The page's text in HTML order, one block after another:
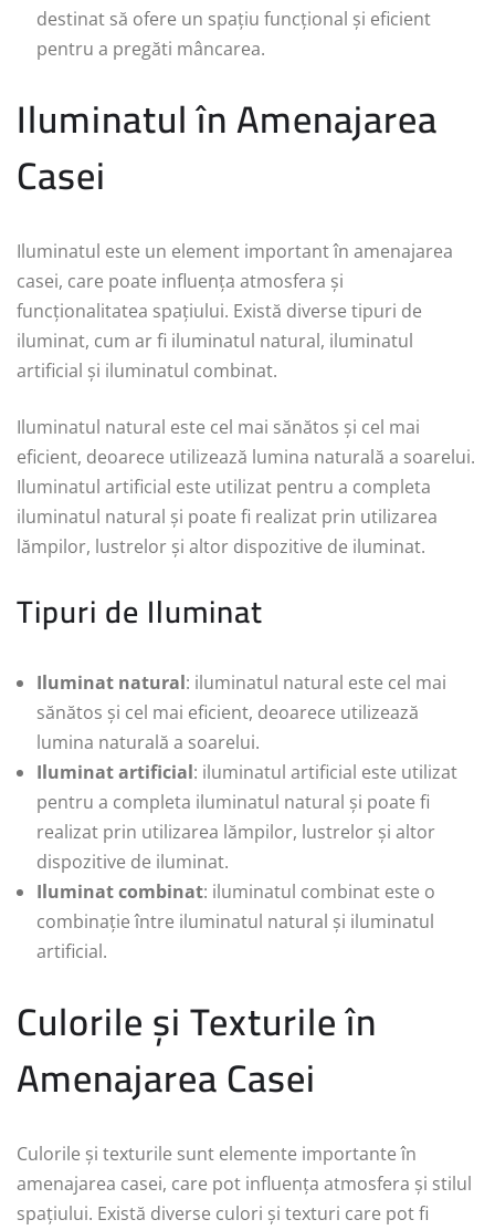
destinat să ofere un spațiu funcțional și eficient
pentru a pregăti mâncarea.
Iluminatul în Amenajarea
Casei
Iluminatul este un element important în amenajarea
casei, care poate influența atmosfera și
funcționalitatea spațiului. Există diverse tipuri de
iluminat, cum ar fi iluminatul natural, iluminatul
artificial și iluminatul combinat.
Iluminatul natural este cel mai sănătos și cel mai
eficient, deoarece utilizează lumina naturală a soarelui.
Iluminatul artificial este utilizat pentru a completa
iluminatul natural și poate fi realizat prin utilizarea
lămpilor, lustrelor și altor dispozitive de iluminat.
Tipuri de Iluminat
Iluminat natural: iluminatul natural este cel mai
sănătos și cel mai eficient, deoarece utilizează
lumina naturală a soarelui.
Iluminat artificial: iluminatul artificial este utilizat
pentru a completa iluminatul natural și poate fi
realizat prin utilizarea lămpilor, lustrelor și altor
dispozitive de iluminat.
Iluminat combinat: iluminatul combinat este o
combinație între iluminatul natural și iluminatul
artificial.
Culorile și Texturile în
Amenajarea Casei
Culorile și texturile sunt elemente importante în
amenajarea casei, care pot influența atmosfera și stilul
spațiului. Există diverse culori și texturi care pot fi